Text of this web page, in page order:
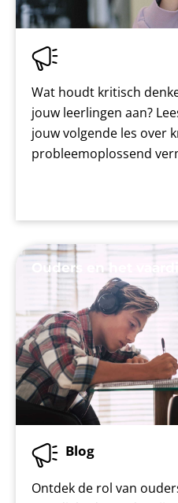
Wat houdt kritisch
jouw leerlingen aan?
jouw volgende les over
probleemoplossend
Ouders en het
Blog
Ontdek de rol van